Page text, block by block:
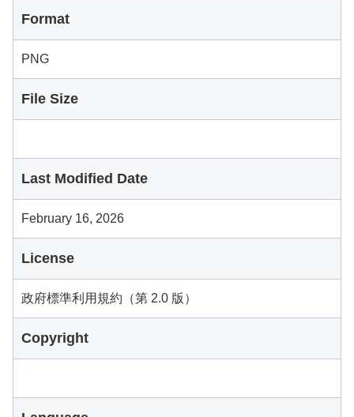
Format
PNG
File Size
Last Modified Date
February 16, 2026
License
政府標準利用規約（第 2.0 版）
Copyright